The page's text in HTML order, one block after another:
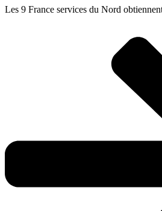
Les 9 France services du Nord